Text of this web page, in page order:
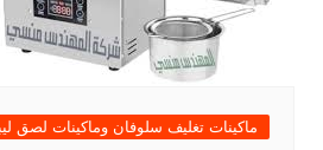
ماكينات تغليف سلوفان وماكينات لصق